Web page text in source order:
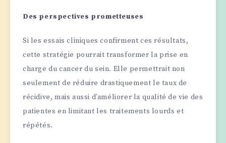
Des perspectives prometteuses
Si les essais cliniques confirment ces résultats,
cette stratégie pourrait transformer la prise en
charge du cancer du sein. Elle permettrait non
seulement de réduire drastiquement le taux de
récidive, mais aussi d’améliorer la qualité de vie des
patientes en limitant les traitements lourds et
répétés.